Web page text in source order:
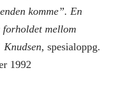
komme”. En
mellom
spesialoppg.
1992